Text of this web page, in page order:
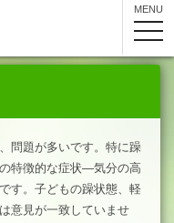
MENU
toggle
問題が多いです。特に躁
特徴的な症状―気分の高
す。子どもの躁状態、軽
意見が一致していませ